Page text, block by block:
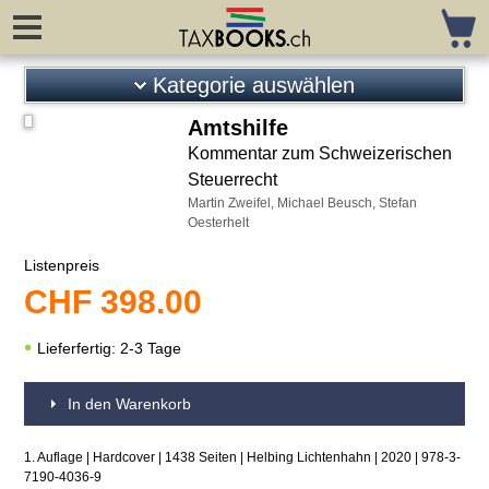
Kategorie auswählen
Gesetze / Kreisschreiben
Kommentare Bund
Kommentare Kantone
Grundlagenliteratur
Unternehmungssteuerrecht
VSt / Stempelabgabe
Privatvermögen / Vorsorge
Interkantonal / -national
Amtshilfe
Kommentar zum Schweizerischen
Steuerrecht
Martin Zweifel, Michael Beusch, Stefan
Oesterhelt
Listenpreis
CHF398.00
Lieferfertig: 2-3 Tage
In den Warenkorb
1. Auflage | Hardcover | 1438 Seiten | Helbing Lichtenhahn | 2020 | 978-3-
7190-4036-9